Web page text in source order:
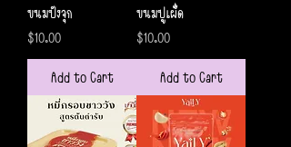
ขนมปังจุก
Price
$10.00
Add to Cart
ขนมปูเผ็ด
Price
$10.00
Add to Cart